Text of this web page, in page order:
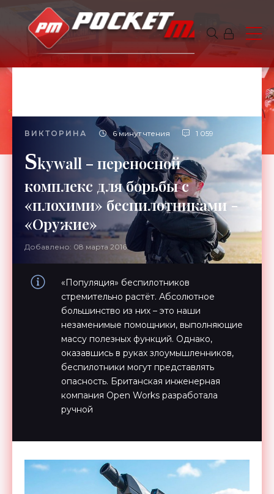
ВИКТОРИНА 6 минут чтения 1 059
Skywall – переносной
комплекс для борьбы с
«плохими» беспилотниками -
«Оружие»
Добавлено: 08 марта 2016
«Популяция» беспилотников
стремительно растёт. Абсолютное
большинство из них – это наши
незаменимые помощники, выполняющие
массу полезных функций. Однако,
оказавшись в руках злоумышленников,
беспилотники могут представлять
опасность. Британская инженерная
компания Open Works разработала
ручной